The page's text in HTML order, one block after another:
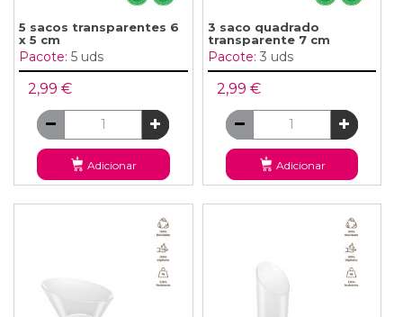
5 sacos transparentes 6
x 5 cm
Pacote: 5 uds
2,99 €
Adicionar
3 saco quadrado
transparente 7 cm
Pacote: 3 uds
2,99 €
Adicionar